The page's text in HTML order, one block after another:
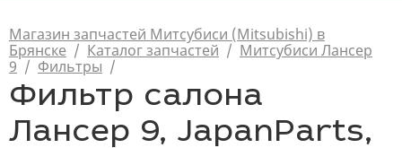
Магазин запчастей Митсубиси (Mitsubishi) в
Брянске / Каталог запчастей / Митсубиси Лансер
9 / Фильтры /
Фильтр салона
Лансер 9, JapanParts,